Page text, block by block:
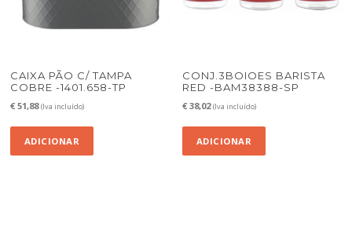
CAIXA PÃO C/ TAMPA
COBRE -1401.658-TP
€ 51,88 (Iva incluído)
ADICIONAR
CONJ.3BOIOES BARISTA
RED -BAM38388-SP
€ 38,02 (Iva incluído)
ADICIONAR